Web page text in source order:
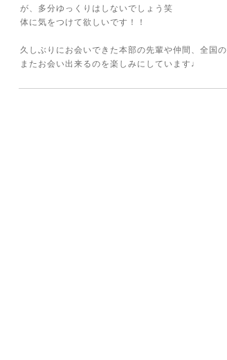
が、多分ゆっくりはしないでしょう笑
体に気をつけて欲しいです！！
久しぶりにお会いできた本部の先輩や仲間、全国
またお会い出来るのを楽しみにしています♩